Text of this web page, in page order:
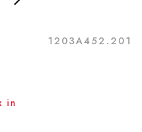
1203A452.201
in